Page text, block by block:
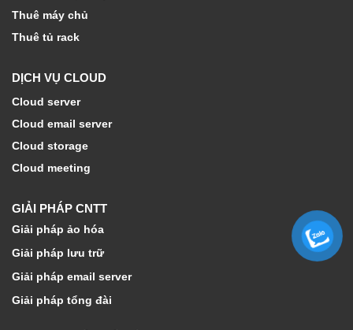
Thuê máy chủ
Thuê tủ rack
DỊCH VỤ CLOUD
Cloud server
Cloud email server
Cloud storage
Cloud meeting
GIẢI PHÁP CNTT
Giải pháp ảo hóa
Giải pháp lưu trữ
Giải pháp email server
Giải pháp tổng đài